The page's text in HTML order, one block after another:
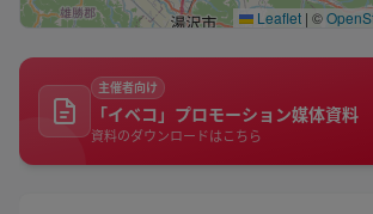
Leaflet | ©
主催者向け
「イベコ」プロモーション媒体資料
資料のダウンロードはこちら